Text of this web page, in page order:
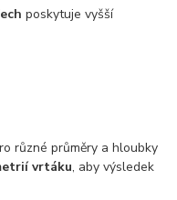
poskytuje vyšší
různé průměry a hloubky
vrtáku, aby výsledek